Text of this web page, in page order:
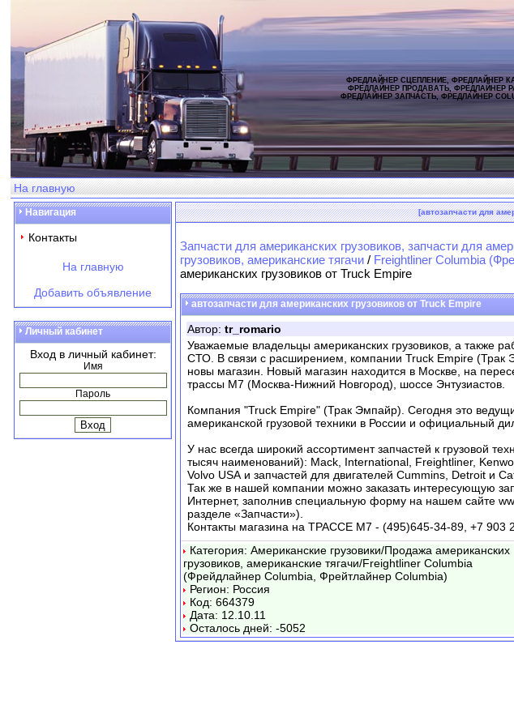
ФРЕДЛАЙНЕР СЦЕПЛЕНИЕ, ФРЕДЛАЙНЕР
ФРЕДЛАЙНЕР ПРОДАВАТЬ, ФРЕДЛАЙНЕР
ФРЕДЛАЙНЕР ЗАПЧАСТЬ, ФРЕДЛАЙНЕР
На главную
Навигация
Контакты
На главную
Добавить объявление
Личный кабинет
Вход в личный кабинет:
Имя
Пароль
[автозапчасти для
Запчасти для американских грузовиков, запчасти для
грузовиков, американские тягачи / Freightliner Columbia
американских грузовиков от Truck Empire
автозапчасти для американских грузовиков от Truck Empire
Автор: tr_romario
Уважаемые владельцы американских грузовиков, а также
СТО. В связи с расширением, компании Truck Empire (Трак
новы магазин. Новый магазин находится в Москве, на
трассы М7 (Москва-Нижний Новгород), шоссе Энтузиастов.
Компания "Truck Empire" (Трак Эмпайр). Сегодня это
американской грузовой техники в России и официальный
У нас всегда широкий ассортимент запчастей к грузовой
тысяч наименований): Mack, International, Freightliner,
Volvo USA и запчастей для двигателей Сummins, Detroit и
Так же в нашей компании можно заказать интересующую
Интернет, заполнив специальную форму на нашем сайте
разделе «Запчасти»).
Контакты магазина на ТРАССЕ М7 - (495)645-34-89, +7 903
Категория: Американские грузовики/Продажа американских
грузовиков, американские тягачи/Freightliner Columbia
(Фрейдлайнер Columbia, Фрейтлайнер Columbia)
Регион: Россия
Код: 664379
Дата: 12.10.11
Осталось дней: -5052